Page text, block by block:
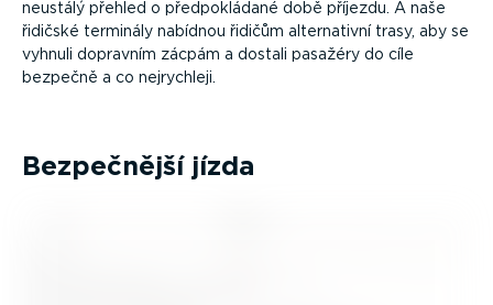
neustálý přehled o předpo­kládané době příjezdu. A naše
řidičské terminály nabídnou řidičům alter­na­tivní trasy, aby se
vyhnuli dopravním zácpám a dostali pasažéry do cíle
bezpečně a co nejrychleji.
Bezpečnější jízda